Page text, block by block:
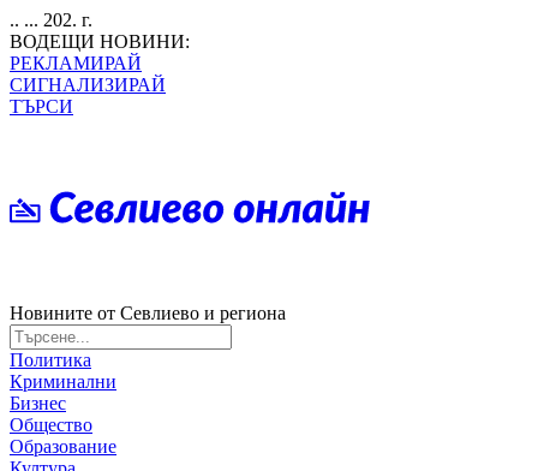
.. ... 202. г.
ВОДЕЩИ НОВИНИ:
РЕКЛАМИРАЙ
СИГНАЛИЗИРАЙ
ТЪРСИ
Новините от Севлиево и региона
Политика
Криминални
Бизнес
Общество
Образование